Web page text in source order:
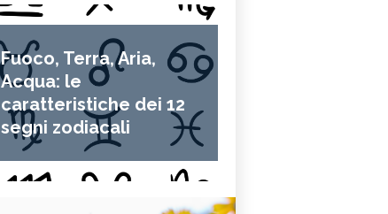
Fuoco, Terra, Aria,
Acqua: le
caratteristiche dei 12
segni zodiacali